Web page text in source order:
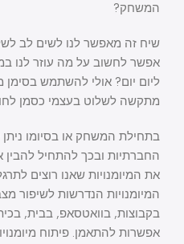
המשחק?
שיח זה מאפשר לנו לשים לב
אפשר לחשוב על מה עוזר לנו
ליום יום? אולי להשתמש
מתקשה לשלוט בעצמי כסמן
בתחילת המשחק או בסיומו ניתן
החברתיות ובכך להתחיל להבין
את המיומנויות שאנו רוצים
המיומנויות הנדרשות לשיפור
בקבוצות, בוואטסאפ, בבית,
אפשרות להתאמן. פיתוח